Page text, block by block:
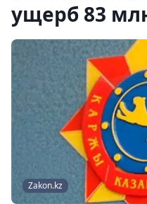
ущерб 83
Zakon.kz